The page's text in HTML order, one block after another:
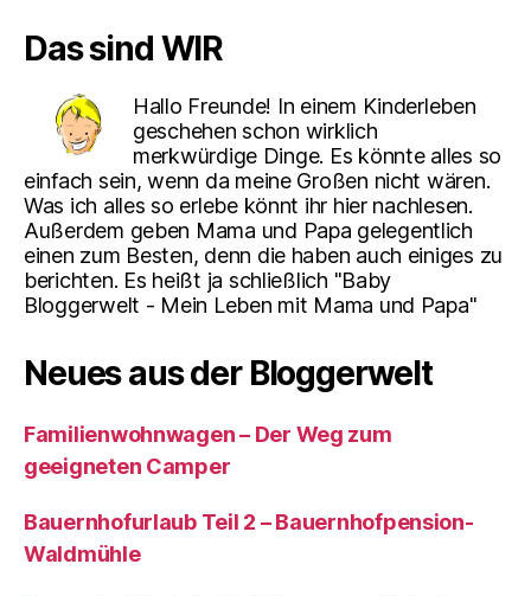
Das sind WIR
Hallo Freunde! In einem Kinderleben
geschehen schon wirklich
merkwürdige Dinge. Es könnte alles so
einfach sein, wenn da meine Großen nicht wären.
Was ich alles so erlebe könnt ihr hier nachlesen.
Außerdem geben Mama und Papa gelegentlich
einen zum Besten, denn die haben auch einiges zu
berichten. Es heißt ja schließlich "Baby
Bloggerwelt - Mein Leben mit Mama und Papa"
Neues aus der Bloggerwelt
Familienwohnwagen – Der Weg zum
geeigneten Camper
Bauernhofurlaub Teil 2 – Bauernhofpension-
Waldmühle